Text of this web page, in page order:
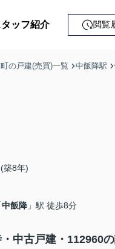
ッフ紹介 閲覧
の戸建(売買)一覧 中飯降駅
築8年)
中飯降 」駅 徒歩8分
中古戸建・112960